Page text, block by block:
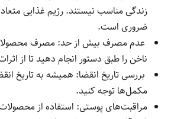
زندگی مناسب نیستند. رژیم غذایی
ضروری است.
عدم مصرف بیش از حد: مصرف
ناخن را طبق دستور انجام دهید تا از
بررسی تاریخ انقضا: همیشه به تاریخ
مکمل‌ها توجه کنید.
مراقبت‌های پوستی: استفاده از